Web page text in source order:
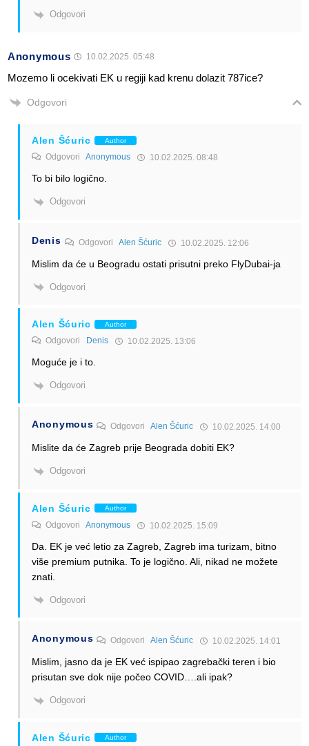
Odgovori
Anonymous 10.02.2025. 05:48
Mozemo li ocekivati EK u regiji kad krenu dolazit 787ice?
Odgovori
Alen Šćuric Author
Odgovori Anonymous 10.02.2025. 08:48
To bi bilo logično.
Odgovori
Denis Odgovori Alen Šćuric 10.02.2025. 12:06
Mislim da će u Beogradu ostati prisutni preko FlyDubai-ja
Odgovori
Alen Šćuric Author
Odgovori Denis 10.02.2025. 13:06
Moguće je i to.
Odgovori
Anonymous OdgovoriAlen Šćuric 10.02.2025. 14:00
Mislite da će Zagreb prije Beograda dobiti EK?
Odgovori
Alen Šćuric Author
Odgovori Anonymous 10.02.2025. 15:09
Da. EK je već letio za Zagreb, Zagreb ima turizam, bitno
više premium putnika. To je logično. Ali, nikad ne možete
znati.
Odgovori
Anonymous OdgovoriAlen Šćuric 10.02.2025. 14:01
Mislim, jasno da je EK već ispipao zagrebački teren i bio
prisutan sve dok nije počeo COVID….ali ipak?
Odgovori
Alen Šćuric Author